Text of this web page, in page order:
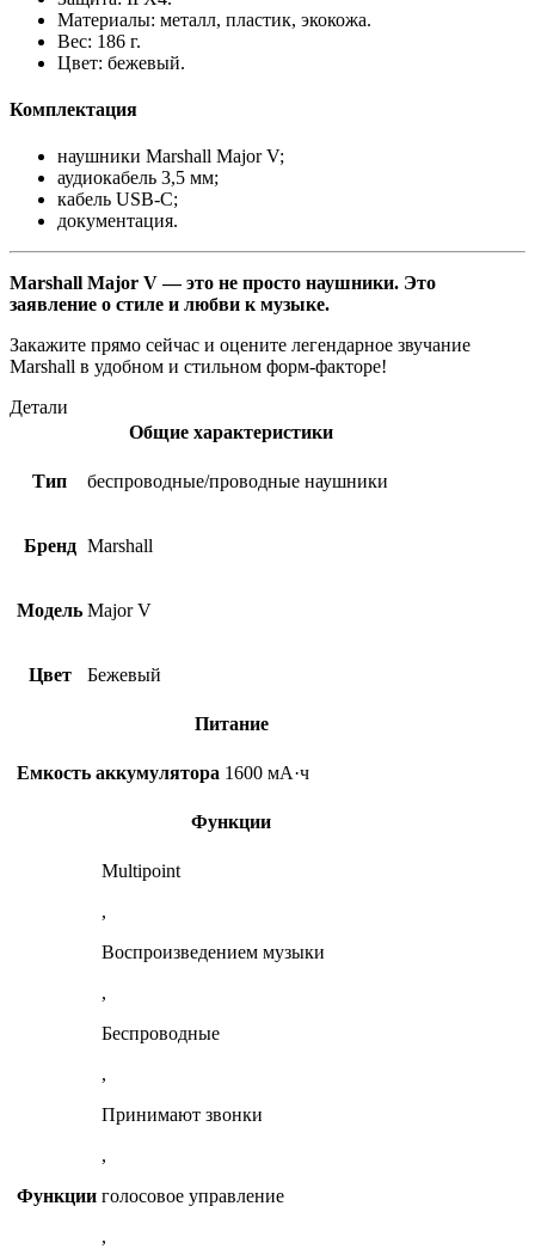
Материалы: металл, пластик, экокожа.
Вес: 186 г.
Цвет: бежевый.
Комплектация
наушники Marshall Major V;
аудиокабель 3,5 мм;
кабель USB‑C;
документация.
Marshall Major V — это не просто наушники. Это
заявление о стиле и любви к музыке.
Закажите прямо сейчас и оцените легендарное звучание
Marshall в удобном и стильном форм‑факторе!
Детали
Общие характеристики
Тип беспроводные/проводные наушники
Бренд Marshall
Модель Major V
Цвет Бежевый
Питание
Емкость аккумулятора 1600 мА·ч
Функции
Функции
Multipoint
,
Воспроизведением музыки
,
Беспроводные
,
Принимают звонки
,
голосовое управление
,